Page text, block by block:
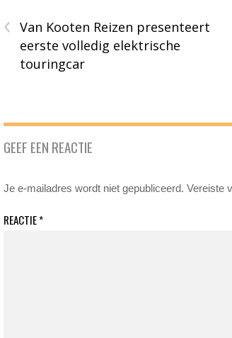
‹ Van Kooten Reizen presenteert
eerste volledig elektrische
touringcar
GEEF EEN REACTIE
Je e-mailadres wordt niet gepubliceerd. Vereiste
REACTIE*